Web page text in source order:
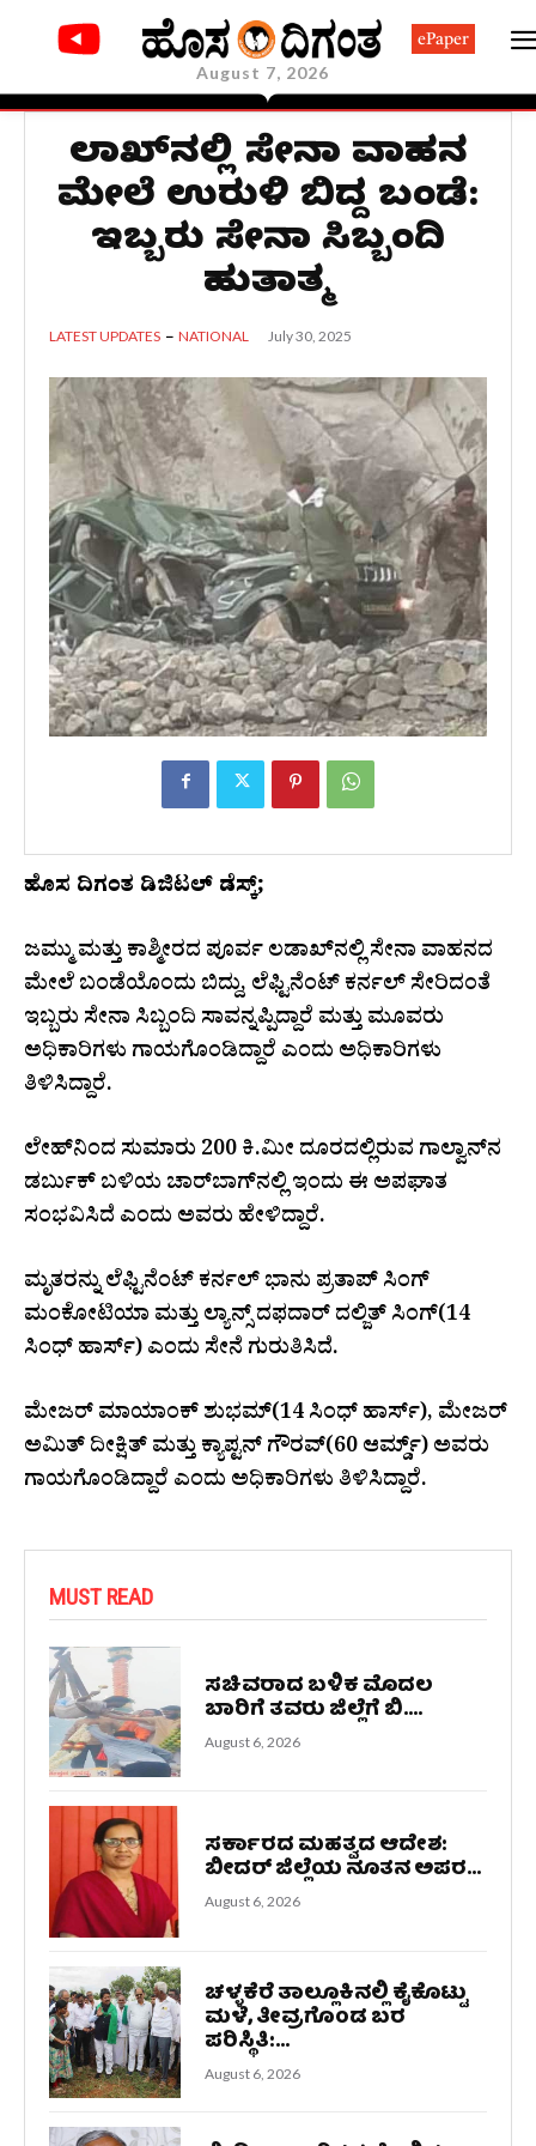
August 7, 2026
ePaper
ಲಡಾಖ್‌ನಲ್ಲಿ ಸೇನಾ ವಾಹನ
ಮೇಲೆ ಉರುಳಿ ಬಿದ್ದ ಬಂಡೆ:
ಇಬ್ಬರು ಸೇನಾ ಸಿಬ್ಬಂದಿ
ಹುತಾತ್ಮ
LATEST UPDATES NATIONAL July 30, 2025
ಹೊಸ ದಿಗಂತ ಡಿಜಿಟಲ್ ಡೆಸ್ಕ್;
ಜಮ್ಮು ಮತ್ತು ಕಾಶ್ಮೀರದ ಪೂರ್ವ ಲಡಾಖ್‌ನಲ್ಲಿ ಸೇನಾ ವಾಹನದ
ಮೇಲೆ ಬಂಡೆಯೊಂದು ಬಿದ್ದು, ಲೆಫ್ಟಿನೆಂಟ್ ಕರ್ನಲ್ ಸೇರಿದಂತೆ
ಇಬ್ಬರು ಸೇನಾ ಸಿಬ್ಬಂದಿ ಸಾವನ್ನಪ್ಪಿದ್ದಾರೆ ಮತ್ತು ಮೂವರು
ಅಧಿಕಾರಿಗಳು ಗಾಯಗೊಂಡಿದ್ದಾರೆ ಎಂದು ಅಧಿಕಾರಿಗಳು
ತಿಳಿಸಿದ್ದಾರೆ.
ಲೇಹ್‌ನಿಂದ ಸುಮಾರು 200 ಕಿ.ಮೀ ದೂರದಲ್ಲಿರುವ ಗಾಲ್ವಾನ್‌ನ
ಡರ್ಬುಕ್ ಬಳಿಯ ಚಾರ್‌ಬಾಗ್‌ನಲ್ಲಿ ಇಂದು ಈ ಅಪಘಾತ
ಸಂಭವಿಸಿದೆ ಎಂದು ಅವರು ಹೇಳಿದ್ದಾರೆ.
ಮೃತರನ್ನು ಲೆಫ್ಟಿನೆಂಟ್ ಕರ್ನಲ್ ಭಾನು ಪ್ರತಾಪ್ ಸಿಂಗ್
ಮಂಕೋಟಿಯಾ ಮತ್ತು ಲ್ಯಾನ್ಸ್ ದಫದಾರ್ ದಲ್ಜಿತ್ ಸಿಂಗ್(14
ಸಿಂಧ್ ಹಾರ್ಸ್) ಎಂದು ಸೇನೆ ಗುರುತಿಸಿದೆ.
ಮೇಜರ್ ಮಾಯಾಂಕ್ ಶುಭಮ್(14 ಸಿಂಧ್ ಹಾರ್ಸ್), ಮೇಜರ್
ಅಮಿತ್ ದೀಕ್ಷಿತ್ ಮತ್ತು ಕ್ಯಾಪ್ಟನ್ ಗೌರವ್(60 ಆರ್ಮ್ಡ್) ಅವರು
ಗಾಯಗೊಂಡಿದ್ದಾರೆ ಎಂದು ಅಧಿಕಾರಿಗಳು ತಿಳಿಸಿದ್ದಾರೆ.
MUST READ
ಸಚಿವರಾದ ಬಳಿಕ ಮೊದಲ
ಬಾರಿಗೆ ತವರು ಜಿಲ್ಲೆಗೆ ಬಿ....
August 6, 2026
ಸರ್ಕಾರದ ಮಹತ್ವದ ಆದೇಶ:
ಬೀದರ್ ಜಿಲ್ಲೆಯ ನೂತನ ಅಪರ...
August 6, 2026
ಚಳ್ಳಕೆರೆ ತಾಲ್ಲೂಕಿನಲ್ಲಿ ಕೈಕೊಟ್ಟು
ಮಳೆ, ತೀವ್ರಗೊಂಡ ಬರ
ಪರಿಸ್ಥಿತಿ:...
August 6, 2026